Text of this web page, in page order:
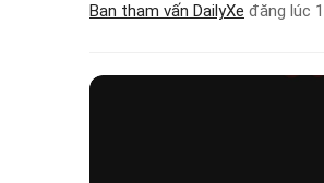
Ban tham vấn DailyXe đăng lúc